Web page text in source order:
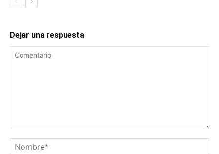
Dejar una respuesta